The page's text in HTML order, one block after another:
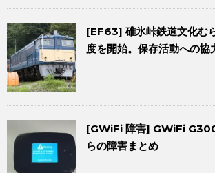
[EF63] 碓氷峠鉄道文化む
度を開始。保存活動への協
[GWiFi 障害] GWiFi
らの障害まとめ